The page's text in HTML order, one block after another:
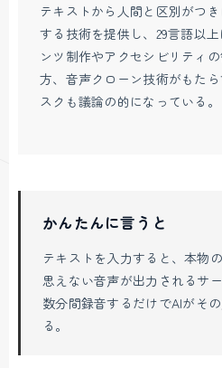
テキストから人間と区別がつ
する技術を提供し、29言語以
ンツ制作やアクセシビリティ
方、音声クローン技術がもた
スクも議論の的になっている。
かんたんに言うと
テキストを入力すると、本物
思えない音声が出力されるサ
数分間録音するだけでAIがそ
る。